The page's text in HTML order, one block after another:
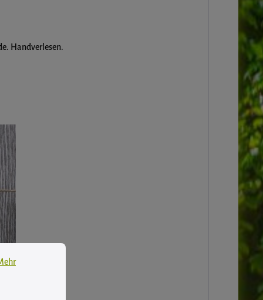
Handverlesen.
Informationen ...